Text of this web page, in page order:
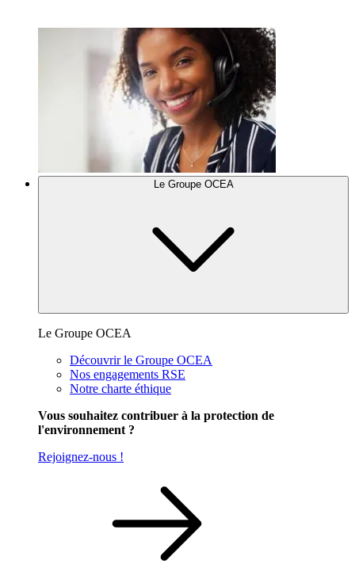
Le Groupe OCEA
Le Groupe OCEA
Découvrir le Groupe OCEA
Nos engagements RSE
Notre charte éthique
Vous souhaitez contribuer à la protection de
l'environnement ?
Rejoignez-nous !